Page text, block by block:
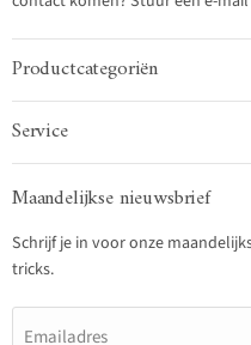
Productcategoriën
Service
Maandelijkse nieuwsbrief
Schrijf je in voor onze
tricks.
Emailadres